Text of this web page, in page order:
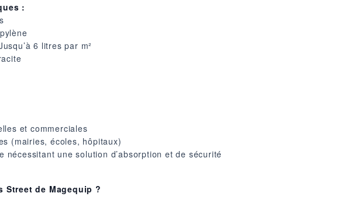
:
6 litres​ par m²
et commerciales​
(mairies, écoles, hôpitaux)​
nécessitant une solution d’absorption et de sécurité​
de Magequip ?